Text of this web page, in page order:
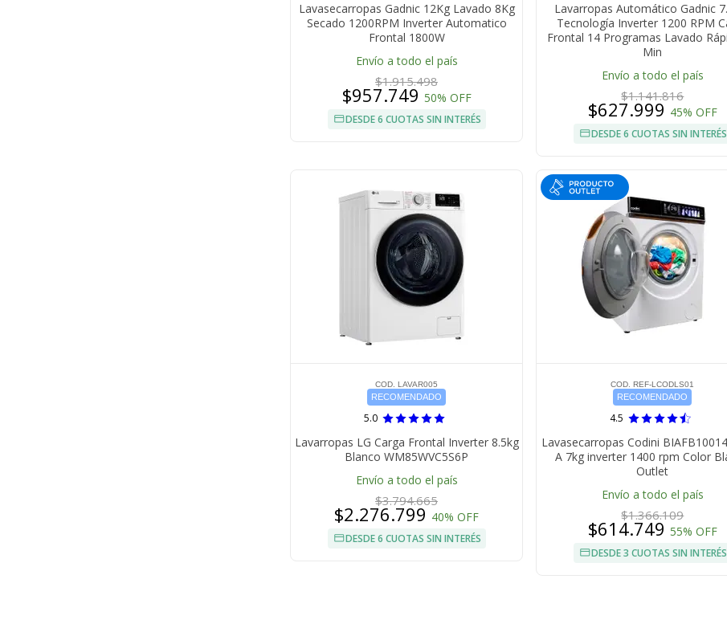
Lavasecarropas Gadnic 12Kg Lavado 8Kg
Secado 1200RPM Inverter Automatico
Frontal 1800W
Envío a todo el país
$1.915.498
$957.749 50% OFF
DESDE 6 CUOTAS SIN INTERÉS
Lavarropas Automático Gadnic
Tecnología Inverter 1200 RPM
Frontal 14 Programas Lavado
Min
Envío a todo el país
$1.141.816
$627.999 45% OFF
DESDE 6 CUOTAS SIN INTERÉS
COD. LAVAR005
RECOMENDADO
5.0
Lavarropas LG Carga Frontal Inverter 8.5kg
Blanco WM85WVC5S6P
Envío a todo el país
$3.794.665
$2.276.799 40% OFF
DESDE 6 CUOTAS SIN INTERÉS
COD. REF-LCODLS01
RECOMENDADO
4.5
Lavasecarropas Codini
A 7kg inverter 1400 rpm Color
Outlet
Envío a todo el país
$1.366.109
$614.749 55% OFF
DESDE 3 CUOTAS SIN INTERÉS